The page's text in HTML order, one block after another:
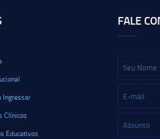
Ingressar
Clínicos
Educativos
FALE